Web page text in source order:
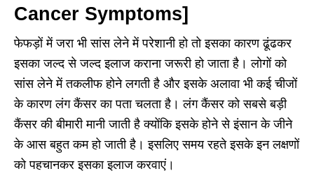
Cancer Symptoms]
फेफड़ों में जरा भी सांस लेने में परेशानी हो तो इसका कारण ढूंढकर
इसका जल्द से जल्द इलाज कराना जरूरी हो जाता है। लोगों को
सांस लेने में तकलीफ होने लगती है और इसके अलावा भी कई चीजों
के कारण लंग कैंसर का पता चलता है। लंग कैंसर को सबसे बड़ी
कैंसर की बीमारी मानी जाती है क्योंकि इसके होने से इंसान के जीने
के आस बहुत कम हो जाती है। इसलिए समय रहते इसके इन लक्षणों
को पहचानकर इसका इलाज करवाएं।